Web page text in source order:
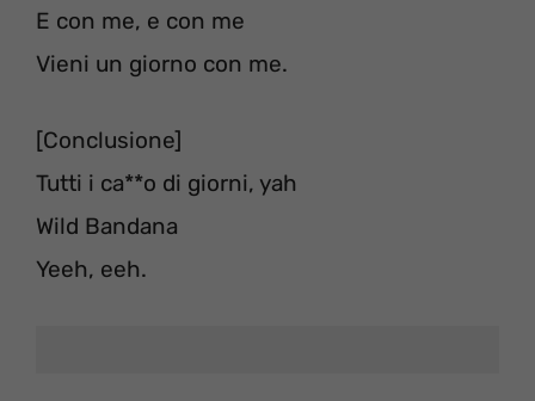
E con me, e con me
Vieni un giorno con me.
[Conclusione]
Tutti i ca**o di giorni, yah
Wild Bandana
Yeeh, eeh.